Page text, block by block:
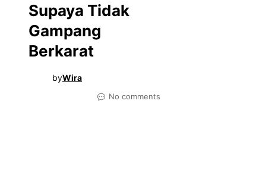
Supaya Tidak
Gampang
Berkarat
byWira
No comments